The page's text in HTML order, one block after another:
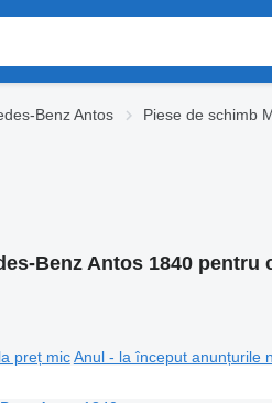
Benz Antos
Piese de schimb
Benz Antos 1840 pentru
preț mic Anul - la început anunțurile